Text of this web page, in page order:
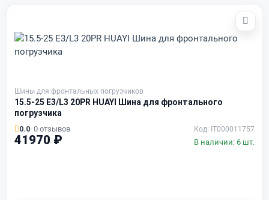
Шины для фронтальных погрузчиков
15.5-25 E3/L3 20PR HUAYI Шина для фронтального
погрузчика
0.0· 0 отзывов Код: IT000011757
41970 ₽ В наличии: 6 шт.